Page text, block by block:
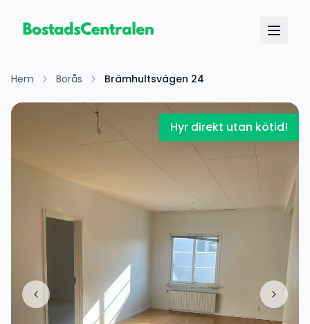
Hem Borås Brämhultsvägen 24
Hyr direkt utan kötid!